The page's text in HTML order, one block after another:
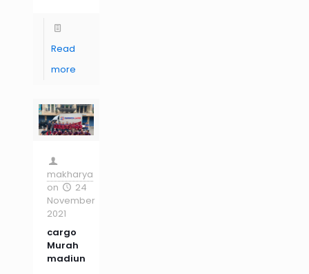
Read
more
makharya
on
24
November
2021
cargo
Murah
madiun